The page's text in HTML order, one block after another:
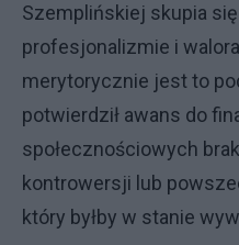
Szemplińskiej skupia
profesjonalizmie i
merytorycznie jest to
potwierdził awans do
społecznościowych
kontrowersji lub
który byłby w stanie